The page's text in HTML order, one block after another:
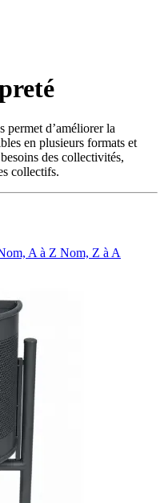
permet d’améliorer la
en plusieurs formats et
des collectivités,
collectifs.
A à Z Nom, Z à A